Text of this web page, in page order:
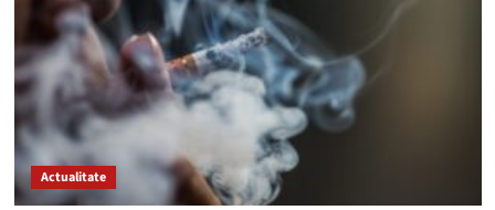
Veche:
Un
bărbat
beat
apelat
112
pentru
Actualitate